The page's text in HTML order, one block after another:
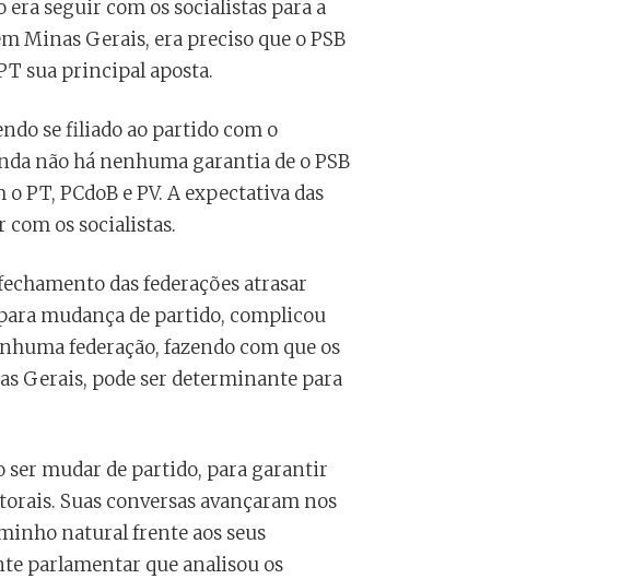
seguir com os socialistas para a
Minas Gerais, era preciso que o PSB
sua principal aposta.
se filiado ao partido com o
não há nenhuma garantia de o PSB
PT, PCdoB e PV. A expectativa das
com os socialistas.
das federações atrasar
mudança de partido, complicou
federação, fazendo com que os
Gerais, pode ser determinante para
ser mudar de partido, para garantir
Suas conversas avançaram nos
natural frente aos seus
parlamentar que analisou os